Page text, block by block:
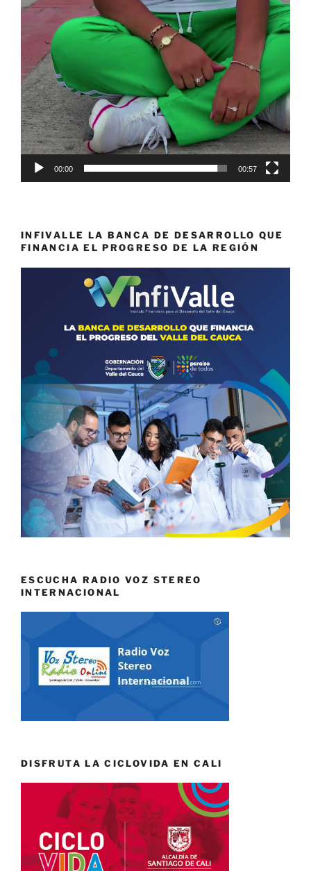
00:00 00:57
INFIVALLE LA BANCA DE DESARROLLO QUE
FINANCIA EL PROGRESO DE LA REGIÓN
ESCUCHA RADIO VOZ STEREO
INTERNACIONAL
DISFRUTA LA CICLOVIDA EN CALI